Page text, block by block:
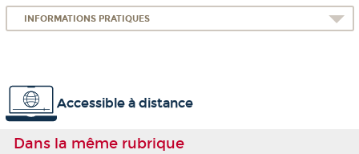
INFORMATIONS PRATIQUES
Accessible à distance
Dans la même rubrique